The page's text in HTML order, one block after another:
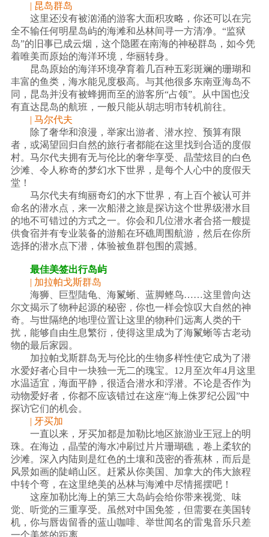
| 昆岛群岛
这里还没有被汹涌的游客大面积攻略，你还可以在完
全不输任何明星岛屿的海滩和丛林间寻一方清净。“监狱
岛”的旧事已成云烟，这个隐匿在南海的神秘群岛，如今凭
着唯美而原始的海洋环境，华丽转身。
昆岛原始的海洋环境孕育着几百种五彩斑斓的珊瑚和
丰富的鱼类，海水能见度极高。与其他很多东南亚海岛不
同，昆岛并没有被蜂拥而至的游客所“占领”。从中国也没
有直达昆岛的航班，一般只能从胡志明市转机前往。
| 马尔代夫
除了奢华和浪漫，举家出游者、潜水控、预算有限
者，或渴望回归自然的旅行者都能在这里找到合适的度假
村。马尔代夫拥有无与伦比的奢华享受、晶莹炫目的白色
沙滩、令人称奇的梦幻水下世界，是每个人心中的度假天
堂！
马尔代夫有绚丽奇幻的水下世界，有上百个被认可并
命名的潜水点，来一次船潜之旅是探访这个世界级潜水目
的地不可错过的方式之一。你会和几位潜水者合搭一艘提
供食宿并有专业装备的游船在环礁周围航游，然后在你所
选择的潜水点下潜，体验被鱼群包围的震撼。
最佳美签出行岛屿
| 加拉帕戈斯群岛
海狮、巨型陆龟、海鬣蜥、蓝脚鲣鸟……这里曾向达
尔文揭示了物种起源的秘密，你也一样会惊叹大自然的神
奇。与世隔绝的地理位置让这里的物种们远离人类的干
扰，能够自由生息繁衍，使得这里成为了海鬣蜥等古老动
物的最后家园。
加拉帕戈斯群岛无与伦比的生物多样性使它成为了潜
水爱好者心目中一块独一无二的瑰宝。12月至次年4月这里
水温适宜，海面平静，很适合潜水和浮潜。不论是否作为
动物爱好者，你都不应该错过在这座“海上侏罗纪公园”中
探访它们的机会。
| 牙买加
一直以来，牙买加都是加勒比地区旅游业王冠上的明
珠。在海边，晶莹的海水冲刷过片片珊瑚礁，卷上柔软的
沙滩。深入内陆则是红色的土壤和茂密的香蕉林，而后是
风景如画的陡峭山区。赶紧从你美国、加拿大的伟大旅程
中转个弯，在这里绝美的丛林与海滩中尽情摇摆吧！
这座加勒比海上的第三大岛屿会给你带来视觉、味
觉、听觉的三重享受。虽然对中国免签，但需要在美国转
机，你与唇齿留香的蓝山咖啡、举世闻名的雷鬼音乐只差
一个美签的距离。